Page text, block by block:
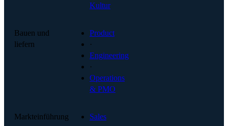
Kultur
Bauen und
liefern
Product
·
Engineering
·
Operations
& PMO
Markteinführung
Sales